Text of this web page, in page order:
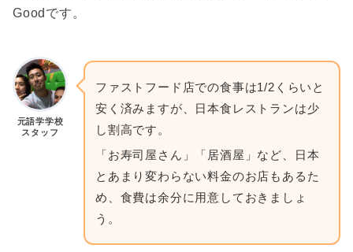
Goodです。
元語学学校
スタッフ
ファストフード店での食事は1/2くらいと
安く済みますが、日本食レストランは少
し割高です。
「お寿司屋さん」「居酒屋」など、日本
とあまり変わらない料金のお店もあるた
め、食費は余分に用意しておきましょ
う。